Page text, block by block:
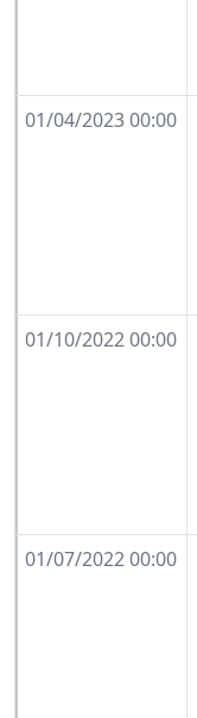
01/04/2023 00:00
01/10/2022 00:00
01/07/2022 00:00